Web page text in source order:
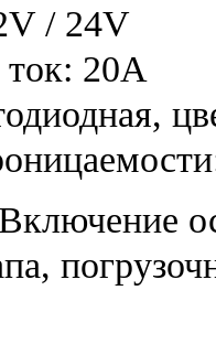
/ 24V
20A
Включение